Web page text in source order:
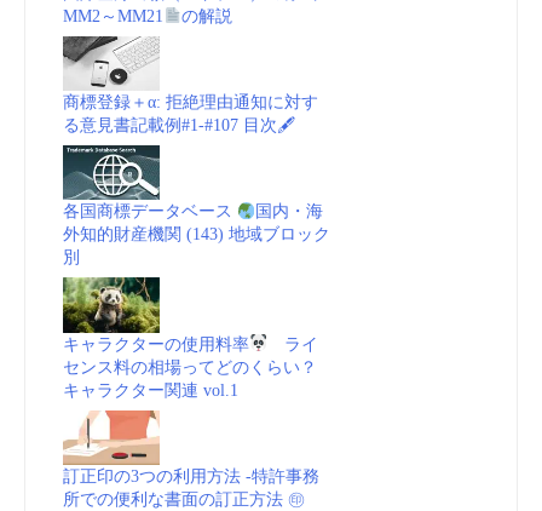
画
vol.1”
MM2～MM21
の解説
商標登録＋α: 拒絶理由通知に対す
る意見書記載例#1-#107 目次🖋
各国商標データベース
国内・海
外知的財産機関 (143) 地域ブロック
別
キャラクターの使用料率
ライ
センス料の相場ってどのくらい？
キャラクター関連 vol.1
訂正印の3つの利用方法 -特許事務
所での便利な書面の訂正方法 ㊞